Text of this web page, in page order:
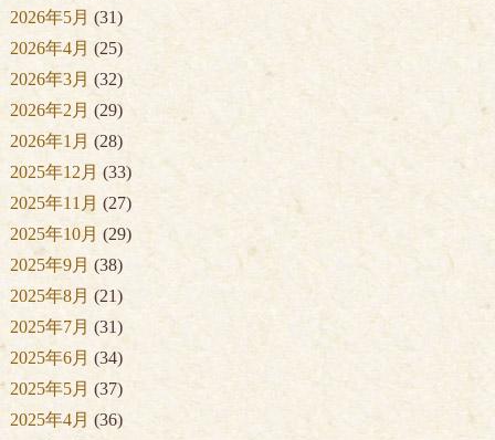
2026年5月 (31)
2026年4月 (25)
2026年3月 (32)
2026年2月 (29)
2026年1月 (28)
2025年12月 (33)
2025年11月 (27)
2025年10月 (29)
2025年9月 (38)
2025年8月 (21)
2025年7月 (31)
2025年6月 (34)
2025年5月 (37)
2025年4月 (36)